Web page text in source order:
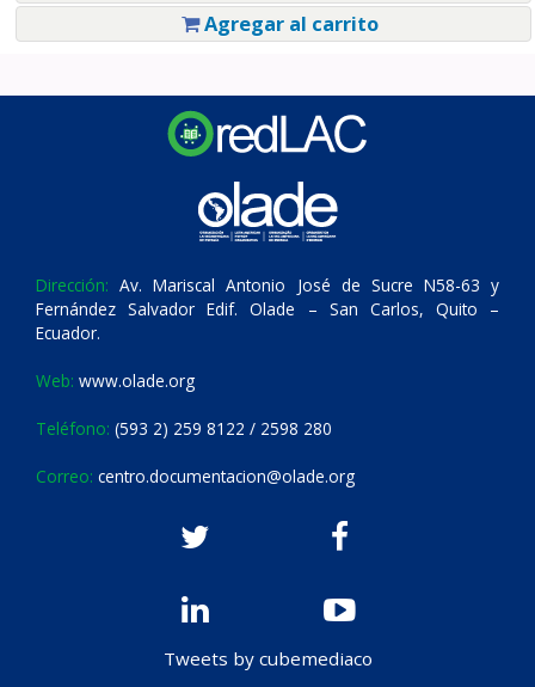
Agregar al carrito
Dirección: Av. Mariscal Antonio José de Sucre N58-63 y
Fernández Salvador Edif. Olade – San Carlos, Quito –
Ecuador.
Web: www.olade.org
Teléfono: (593 2) 259 8122 / 2598 280
Correo: centro.documentacion@olade.org
Tweets by cubemediaco